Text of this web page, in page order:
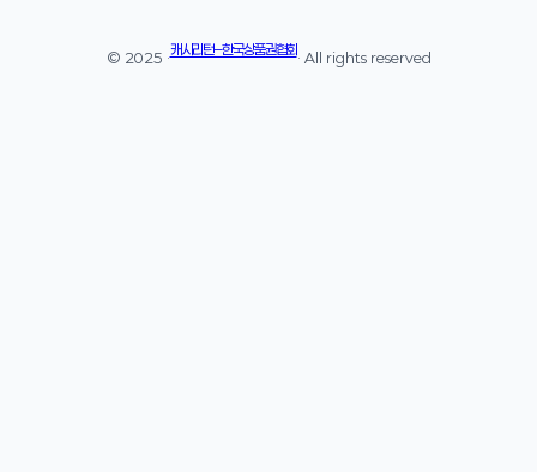
© 2025 ·
캐시리턴 – 한국상품권협회
· All rights reserved